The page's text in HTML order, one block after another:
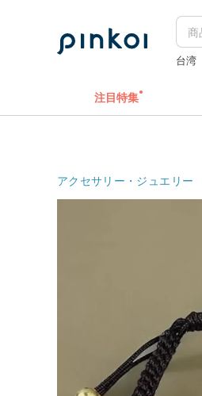
台湾
注目特集
アクセサリー・ジュエリー